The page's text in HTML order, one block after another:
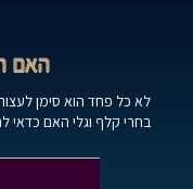
האם
לא כל פחד הוא סימן
בחרי קלף וגלי האם כדאי